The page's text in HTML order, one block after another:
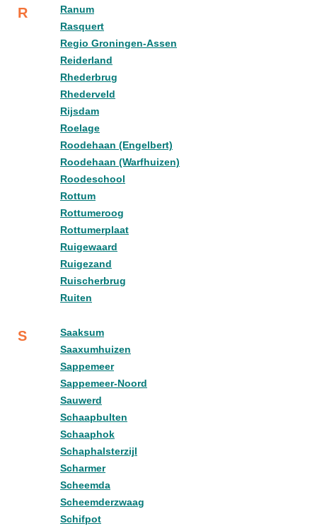
R
Ranum
Rasquert
Regio Groningen-Assen
Reiderland
Rhederbrug
Rhederveld
Rijsdam
Roelage
Roodehaan (Engelbert)
Roodehaan (Warfhuizen)
Roodeschool
Rottum
Rottumeroog
Rottumerplaat
Ruigewaard
Ruigezand
Ruischerbrug
Ruiten
S
Saaksum
Saaxumhuizen
Sappemeer
Sappemeer-Noord
Sauwerd
Schaapbulten
Schaaphok
Schaphalsterzijl
Scharmer
Scheemda
Scheemderzwaag
Schifpot